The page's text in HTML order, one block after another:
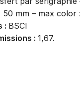
mm – max color
: BSCI
: 1,67.